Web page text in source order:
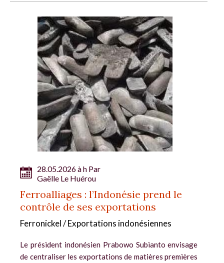
28.05.2026 à h Par
Gaëlle Le Huérou
Ferroalliages : l’Indonésie prend le
contrôle de ses exportations
Ferronickel / Exportations indonésiennes
Le président indonésien Prabowo Subianto envisage
de centraliser les exportations de matières premières